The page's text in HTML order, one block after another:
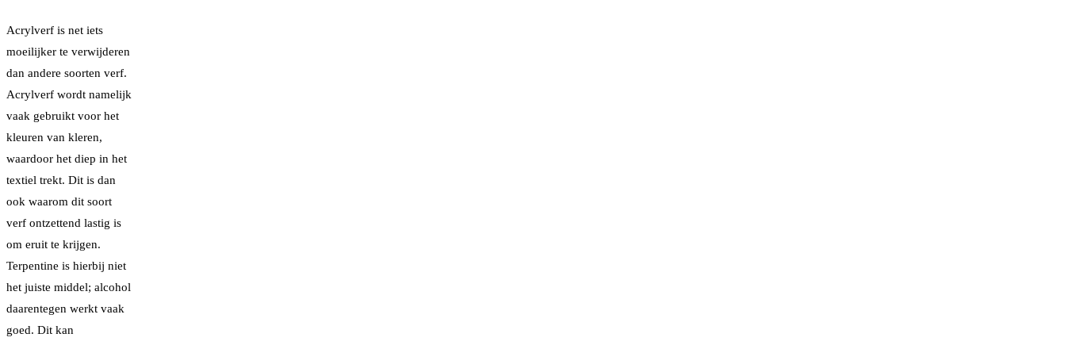
Acrylverf is net iets
moeilijker te verwijderen
dan andere soorten verf.
Acrylverf wordt namelijk
vaak gebruikt voor het
kleuren van kleren,
waardoor het diep in het
textiel trekt. Dit is dan
ook waarom dit soort
verf ontzettend lastig is
om eruit te krijgen.
Terpentine is hierbij niet
het juiste middel; alcohol
daarentegen werkt vaak
goed. Dit kan